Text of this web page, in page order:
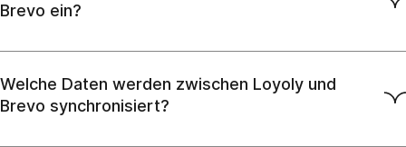
Brevo ein?
Welche Daten werden zwischen Loyoly und
Brevo synchronisiert?